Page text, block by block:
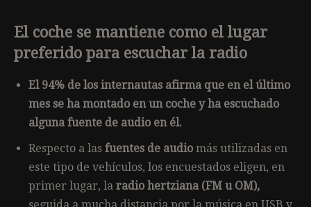
El coche se mantiene como el lugar
preferido para escuchar la radio
El 94% de los internautas afirma que en el último
mes se ha montado en un coche y ha escuchado
alguna fuente de audio en él.
Respecto a las fuentes de audio más utilizadas en
este tipo de vehículos, los encuestados eligen, en
primer lugar, la radio hertziana (FM u OM),